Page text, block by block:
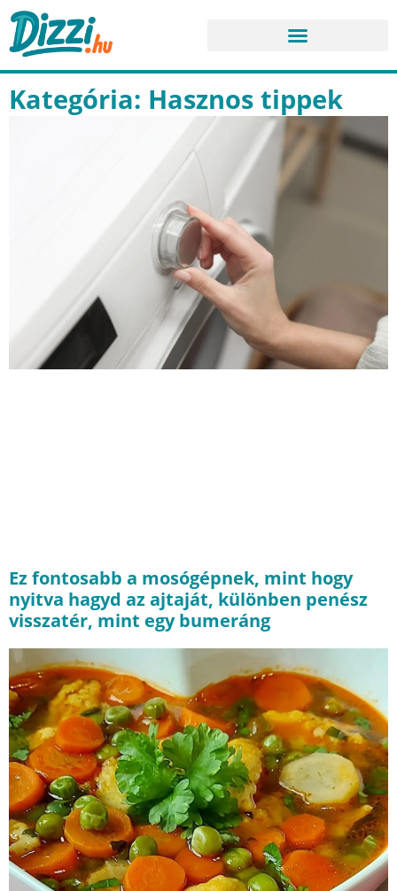
Kategória: Hasznos tippek
Ez fontosabb a mosógépnek, mint hogy
nyitva hagyd az ajtaját, különben penész
visszatér, mint egy bumeráng